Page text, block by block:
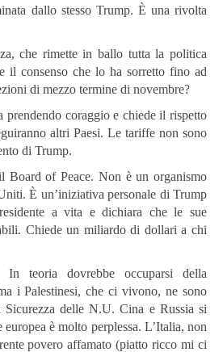
dallo stesso Trump. È una rivolta
che rimette in ballo tutta la politica
il consenso che lo ha sorretto fino ad
di mezzo termine di novembre?
prendendo coraggio e chiede il rispetto
altri Paesi. Le tariffe non sono
di Trump.
Board of Peace. Non è un organismo
È un’iniziativa personale di Trump
a vita e dichiara che le sue
Chiede un miliardo di dollari a chi
teoria dovrebbe occuparsi della
i Palestinesi, che ci vivono, ne sono
delle N.U. Cina e Russia si
europea è molto perplessa. L’Italia, non
povero affamato (piatto ricco mi ci